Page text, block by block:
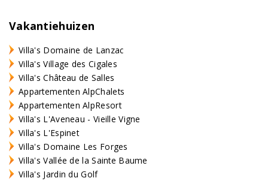
Vakantiehuizen
Villa's Domaine de Lanzac
Villa's Village des Cigales
Villa's Château de Salles
Appartementen AlpChalets
Appartementen AlpResort
Villa's L'Aveneau - Vieille Vigne
Villa's L'Espinet
Villa's Domaine Les Forges
Villa's Vallée de la Sainte Baume
Villa's Jardin du Golf